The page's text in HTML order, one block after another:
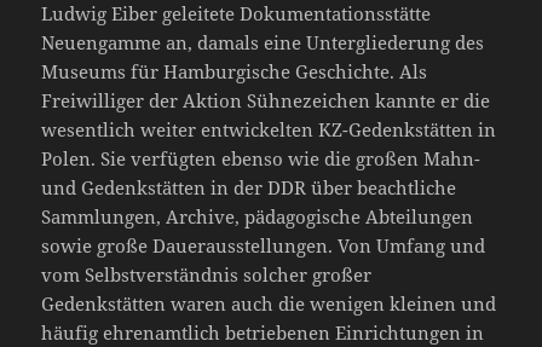
Ludwig Eiber geleitete Dokumentationsstätte
Neuengamme an, damals eine Untergliederung des
Museums für Hamburgische Geschichte. Als
Freiwilliger der Aktion Sühnezeichen kannte er die
wesentlich weiter entwickelten KZ-Gedenkstätten in
Polen. Sie verfügten ebenso wie die großen Mahn-
und Gedenkstätten in der DDR über beachtliche
Sammlungen, Archive, pädagogische Abteilungen
sowie große Dauerausstellungen. Von Umfang und
vom Selbstverständnis solcher großer
Gedenkstätten waren auch die wenigen kleinen und
häufig ehrenamtlich betriebenen Einrichtungen in